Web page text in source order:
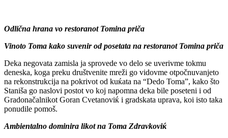
Odlična hrana vo restoranot Tomina priča
Vinoto Toma kako suvenir od posetata na restoranot Tomina priča
Deka negovata zamisla ja sprovede vo delo se uverivme tokmu
deneska, koga preku društvenite mreži go vidovme otpočnuvanjeto
na rekonstrukcija na pokrivot od kuќata na “Dedo Toma”, kako što
Staniša go naslovi postot vo koj napomna deka bile poseteni i od
Gradonačalnikot Goran Cvetanoviќ i gradskata uprava, koi isto taka
ponudile pomoš.
Ambientalno dominira likot na Toma Zdravkoviќ